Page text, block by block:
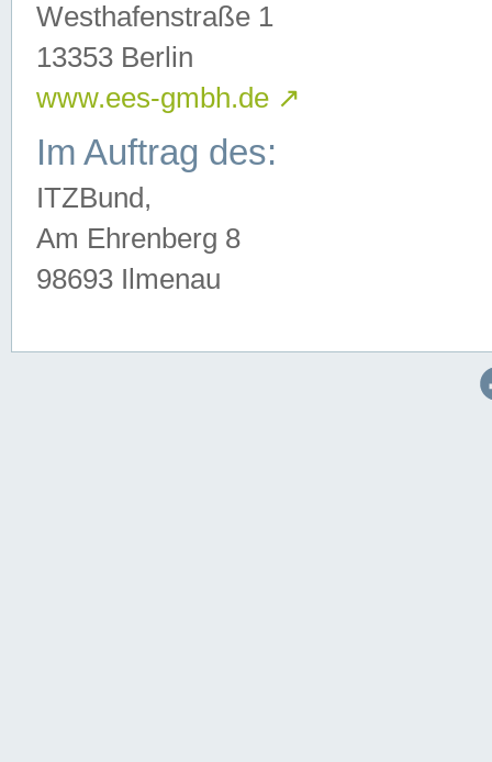
Westhafenstraße 1
13353 Berlin
www.ees-gmbh.de ↗
Im Auftrag des:
ITZBund,
Am Ehrenberg 8
98693 Ilmenau